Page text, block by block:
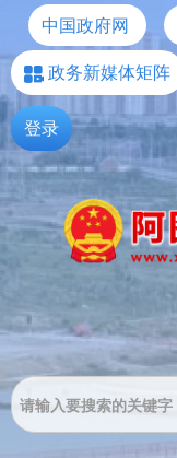
中国政府网
政务新媒体矩阵
登录